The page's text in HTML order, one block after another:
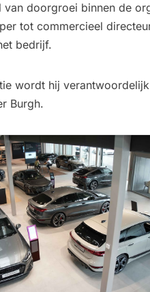
doorgroei binnen de
tot commercieel
bedrijf.
wordt hij
Burgh.